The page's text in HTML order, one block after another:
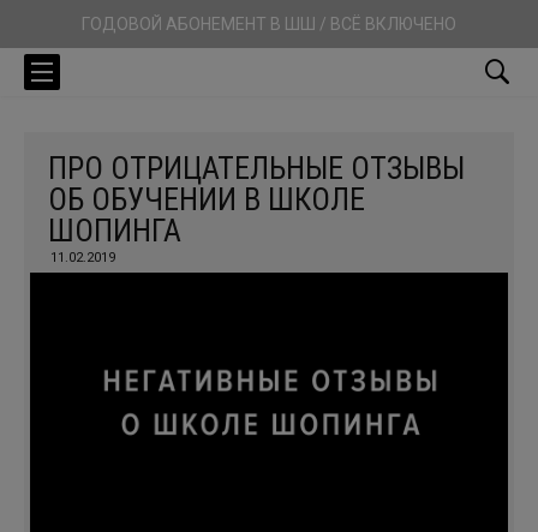
ГОДОВОЙ АБОНЕМЕНТ В ШШ / ВСЁ ВКЛЮЧЕНО
ПРО ОТРИЦАТЕЛЬНЫЕ ОТЗЫВЫ
ОБ ОБУЧЕНИИ В ШКОЛЕ
ШОПИНГА
11.02.2019